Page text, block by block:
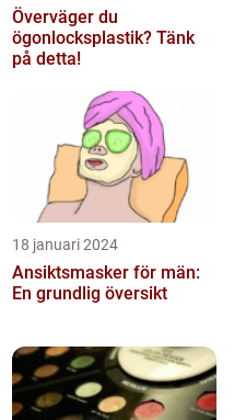
Överväger du
ögonlocksplastik? Tänk
på detta!
18 januari 2024
Ansiktsmasker för män:
En grundlig översikt